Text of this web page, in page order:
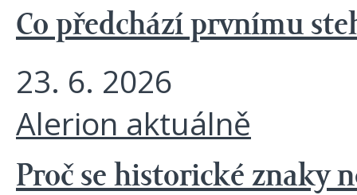
Co předchází prvnímu
23. 6. 2026
Alerion aktuálně
Proč se historické znaky